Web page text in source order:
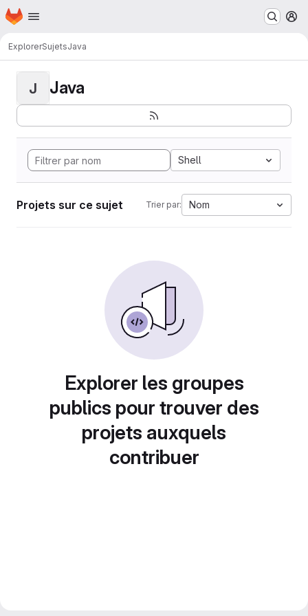
Passer au contenu principal
Page d'accueil
ExplorerSujetsJava
J Java
Shell
Projets sur ce sujet Trier par: Nom
Explorer les groupes
publics pour trouver des
projets auxquels
contribuer